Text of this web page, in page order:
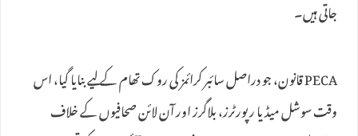
جاتی ہیں۔
PECA قانون، جو دراصل سائبر کرائمز کی روک تھام کے لیے بنایا گیا، اس
وقت سوشل میڈیا رپورٹرز، بلاگرز اور آن لائن صحافیوں کے خلاف